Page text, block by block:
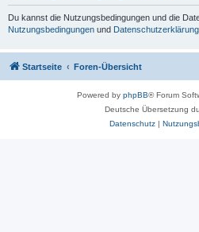
Du kannst die Nutzungsbedingungen und die
Nutzungsbedingungen und Datenschutzerklärung
Startseite Foren-Übersicht
Powered by phpBB® Forum
Deutsche Übersetzung
Datenschutz|